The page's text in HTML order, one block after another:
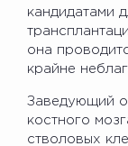
кандидатами
она
крайне
Заведующий
костного
стволовых